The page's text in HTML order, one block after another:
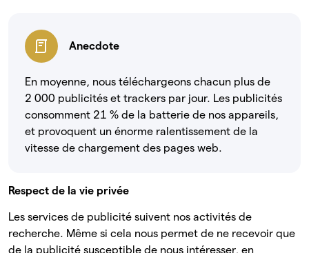
Anecdote
En moyenne, nous téléchargeons chacun plus de
2 000 publicités et trackers par jour. Les publicités
consomment 21 % de la batterie de nos appareils,
et provoquent un énorme ralentissement de la
vitesse de chargement des pages web.
Respect de la vie privée
Les services de publicité suivent nos activités de
recherche. Même si cela nous permet de ne recevoir que
de la publicité susceptible de nous intéresser, en